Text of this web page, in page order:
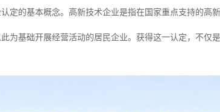
定的基本概念。高新技术企业是指在国家重点支持的高
为基础开展经营活动的居民企业。获得这一认定，不仅